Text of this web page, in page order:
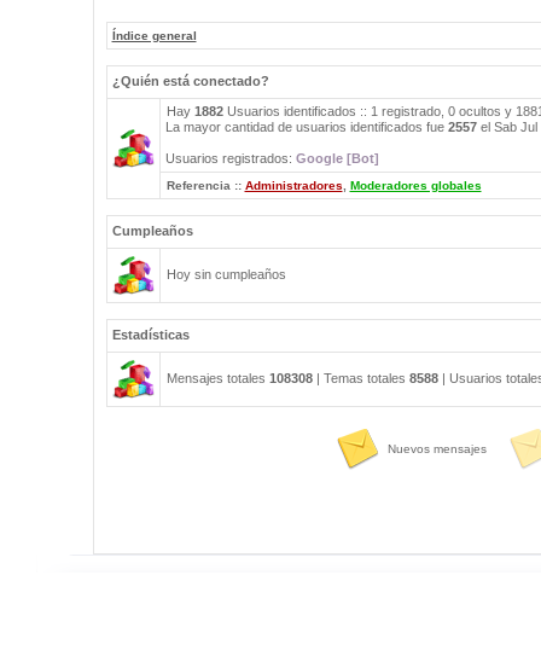
Índice general
¿Quién está conectado?
Hay 1882Usuarios identificados :: 1 registrado, 0 ocultos y
La mayor cantidad de usuarios identificados fue 2557el Sab Jul
Usuarios registrados: Google [Bot]
Referencia :: Administradores Moderadores globales
Cumpleaños
Hoy sin cumpleaños
Estadísticas
Mensajes totales 108308| Temas totales 8588| Usuarios
Nuevos mensajes